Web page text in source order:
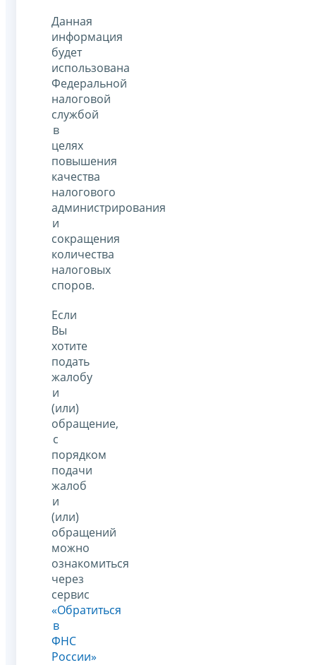
Данная
информация
будет
использована
Федеральной
налоговой
службой
в
целях
повышения
качества
налогового
администрирования
и
сокращения
количества
налоговых
споров.
Если
Вы
хотите
подать
жалобу
и
(или)
обращение,
с
порядком
подачи
жалоб
и
(или)
обращений
можно
ознакомиться
через
сервис
«Обратиться
в
ФНС
России»